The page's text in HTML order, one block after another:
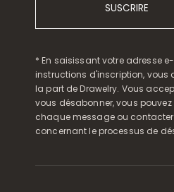
SUSCRIRE
* En saisissant votre adresse
instructions d'inscription, vous
la part de Drawelry. Vous
vous désabonner, vous
chaque message ou
concernant le processus de